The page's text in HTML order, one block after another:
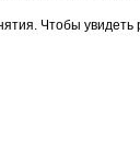
Чтобы